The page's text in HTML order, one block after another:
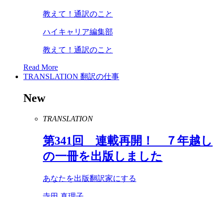
教えて！通訳のこと
ハイキャリア編集部
教えて！通訳のこと
Read More
TRANSLATION 翻訳の仕事
New
TRANSLATION
第341 回 連載再開！ ７年越し
の一冊を出版しました
あなたを出版翻訳家にする